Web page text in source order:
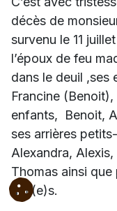
décès de
survenu le 11
l’époux de feu
dans le deuil ,ses
Francine
enfants, Benoit,
ses arrières
Alexandra,
Thomas ainsi
ami(e)s.